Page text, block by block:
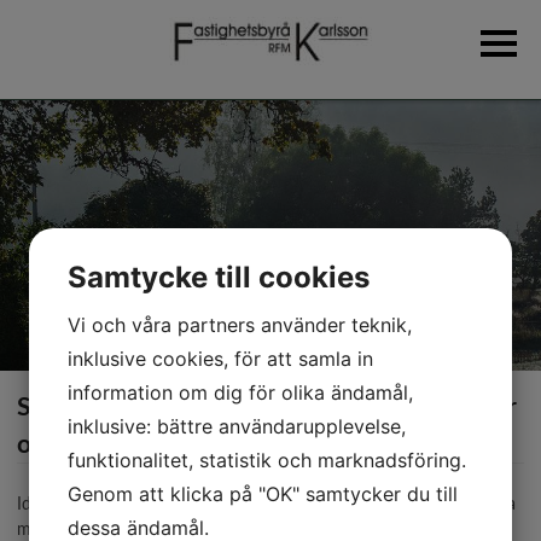
Hem
Om oss
Fastighetsförmedling
Bostadshus
Aktielägenheter
Övriga objekt
Tjänster
Fastighetsvärdering
Lantmäteri- och jorddomstolsärenden
Skatteutredningar vid gåvor/köp mellan föräldrar
och barn
Idag har det blivit mycket vanligt att på ett lagligt sätt skatteplanera
mellan föräldrar och barn. Genom att överlåta en del av sin
Samtycke till cookies
Vi och våra partners använder teknik,
inklusive cookies, för att samla in
information om dig för olika ändamål,
inklusive: bättre användarupplevelse,
funktionalitet, statistik och marknadsföring.
Genom att klicka på "OK" samtycker du till
dessa ändamål.